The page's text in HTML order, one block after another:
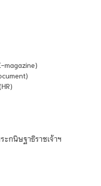
magazine)
ะกนิษฐาธิราชเจ้าฯ